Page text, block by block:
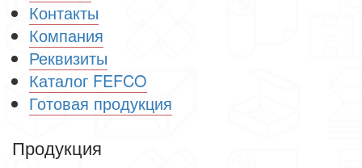
Контакты
Компания
Реквизиты
Каталог FEFCO
Готовая продукция
Продукция